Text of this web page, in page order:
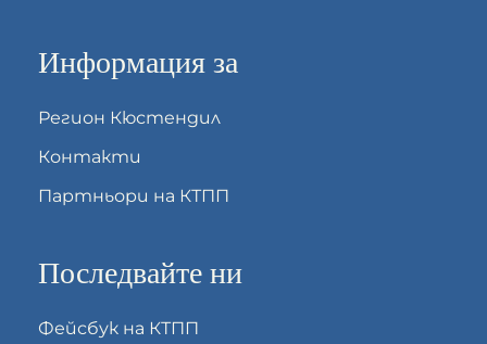
Информация за
Регион Кюстендил
Контакти
Партньори на КТПП
Последвайте ни
Фейсбук на КТПП